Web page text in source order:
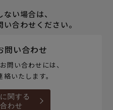
い場合は、
合わせください。
問い合わせ
問い合わせには、
いたします。
関する
わせ